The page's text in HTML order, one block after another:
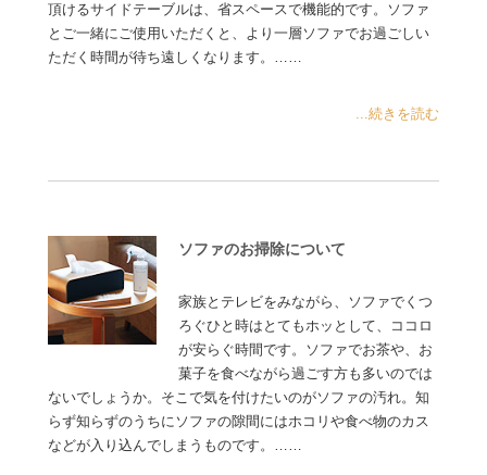
頂けるサイドテーブルは、省スペースで機能的です。ソファ
とご一緒にご使用いただくと、より一層ソファでお過ごしい
ただく時間が待ち遠しくなります。……
...続きを読む
ソファのお掃除について
家族とテレビをみながら、ソファでくつ
ろぐひと時はとてもホッとして、ココロ
が安らぐ時間です。ソファでお茶や、お
菓子を食べながら過ごす方も多いのでは
ないでしょうか。そこで気を付けたいのがソファの汚れ。知
らず知らずのうちにソファの隙間にはホコリや食べ物のカス
などが入り込んでしまうものです。……